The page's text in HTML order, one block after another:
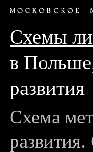
Схемы
в
развития
Схема